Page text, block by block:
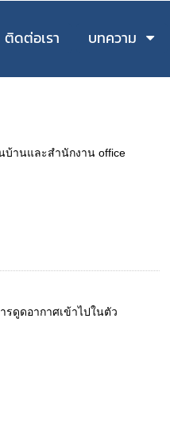
ติดต่อเรา บทความ
บ้านและสำนักงาน office
รดูดอากาศเข้าไปในตัว